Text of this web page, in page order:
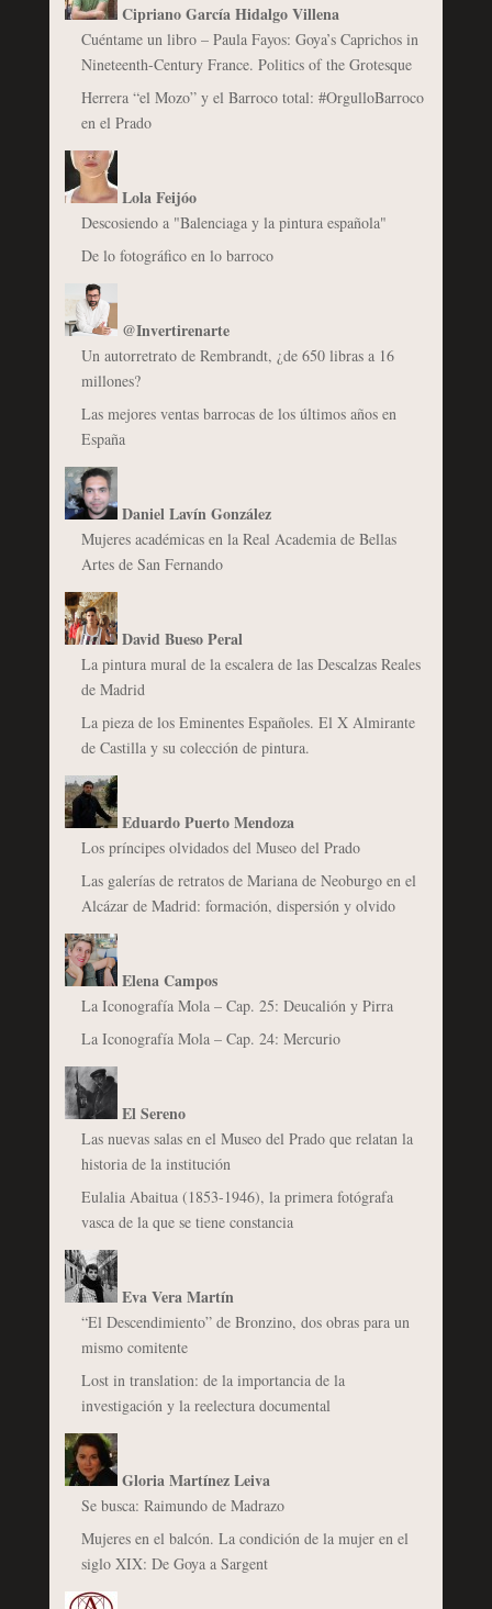
Cipriano García Hidalgo Villena
Cuéntame un libro – Paula Fayos: Goya’s Caprichos in
Nineteenth-Century France. Politics of the Grotesque
Herrera “el Mozo” y el Barroco total: #OrgulloBarroco
en el Prado
Lola Feijóo
Descosiendo a "Balenciaga y la pintura española"
De lo fotográfico en lo barroco
@Invertirenarte
Un autorretrato de Rembrandt, ¿de 650 libras a 16
millones?
Las mejores ventas barrocas de los últimos años en
España
Daniel Lavín González
Mujeres académicas en la Real Academia de Bellas
Artes de San Fernando
David Bueso Peral
La pintura mural de la escalera de las Descalzas Reales
de Madrid
La pieza de los Eminentes Españoles. El X Almirante
de Castilla y su colección de pintura.
Eduardo Puerto Mendoza
Los príncipes olvidados del Museo del Prado
Las galerías de retratos de Mariana de Neoburgo en el
Alcázar de Madrid: formación, dispersión y olvido
Elena Campos
La Iconografía Mola – Cap. 25: Deucalión y Pirra
La Iconografía Mola – Cap. 24: Mercurio
El Sereno
Las nuevas salas en el Museo del Prado que relatan la
historia de la institución
Eulalia Abaitua (1853-1946), la primera fotógrafa
vasca de la que se tiene constancia
Eva Vera Martín
“El Descendimiento” de Bronzino, dos obras para un
mismo comitente
Lost in translation: de la importancia de la
investigación y la reelectura documental
Gloria Martínez Leiva
Se busca: Raimundo de Madrazo
Mujeres en el balcón. La condición de la mujer en el
siglo XIX: De Goya a Sargent